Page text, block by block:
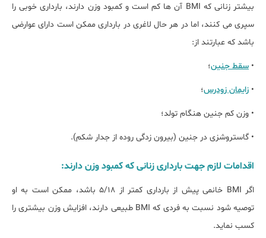
بیشتر زنانی که BMI آن ها کم است و کمبود وزن دارند، بارداری خوبی را
سپری می کنند، اما در هر حال لاغری در بارداری ممکن است دارای عوارضی
باشد که عبارتند از:
• سقط جنین؛
• زایمان زودرس؛
• وزن کم جنین هنگام تولد؛
• گاستروشزی در جنین (بیرون زدگی روده از جدار شکم).
اقدامات لازم جهت بارداری زنانی که کمبود وزن دارند:
اگر BMI خانمی پیش از بارداری کمتر از 5/18 باشد، ممکن است به او
توصیه شود نسبت به فردی که BMI طبیعی دارند، افزایش وزن بیشتری را
کسب نماید.